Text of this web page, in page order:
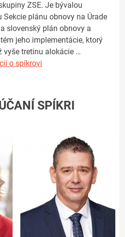
ZSE. Je bývalou
plánu obnovy na Úrade
slovenský plán obnovy a
jeho implementácie, ktorý
vyše tretinu alokácie …
o spíkrovi
SPÍKRI